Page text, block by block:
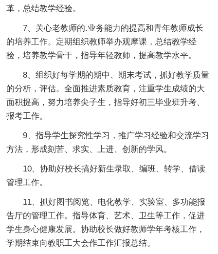
革，总结教学经验。
7、关心老教师的.业务能力的提高和青年教师成长
的培养工作。定期组织教师举办观摩课，总结教学经
验，培养教学骨干，指导年轻教师，提高教学水平。
8、组织好每学期的期中、期末考试，抓好教学质量
的分析，评估。全面推进素质教育，注重学生成绩的大
面积提高，努力培养尖子生，指导好初三毕业班升考、
报考工作。
9、指导学生探究性学习，推广学习经验和交流学习
方法，形成刻苦、求实、上进、创新的学风。
10、协助好校长搞好新生录取、编班、转学、借读
管理工作。
11、抓好图书阅览、电化教学、实验室、多功能报
告厅的管理工作。指导体育、艺术、卫生等工作，促进
学生身心健康发展。协助校长做好教师学年考核工作，
学期结束向教职工大会作工作汇报总结。